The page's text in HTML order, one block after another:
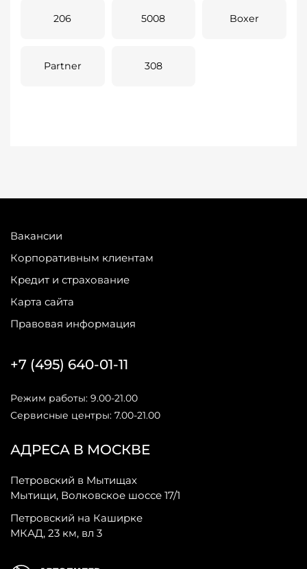
206 5008 Boxer
Partner 308
Вакансии
Корпоративным клиентам
Кредит и страхование
Карта сайта
Правовая информация
АДРЕСА В МОСКВЕ
Петровский в Мытищах
Мытищи, Волковское шоссе 17/1
Петровский на Каширке
МКАД, 23 км, вл 3
+7 (495) 640-01-11
Режим работы: 9.00-21.00
Сервисные центры: 7.00-21.00